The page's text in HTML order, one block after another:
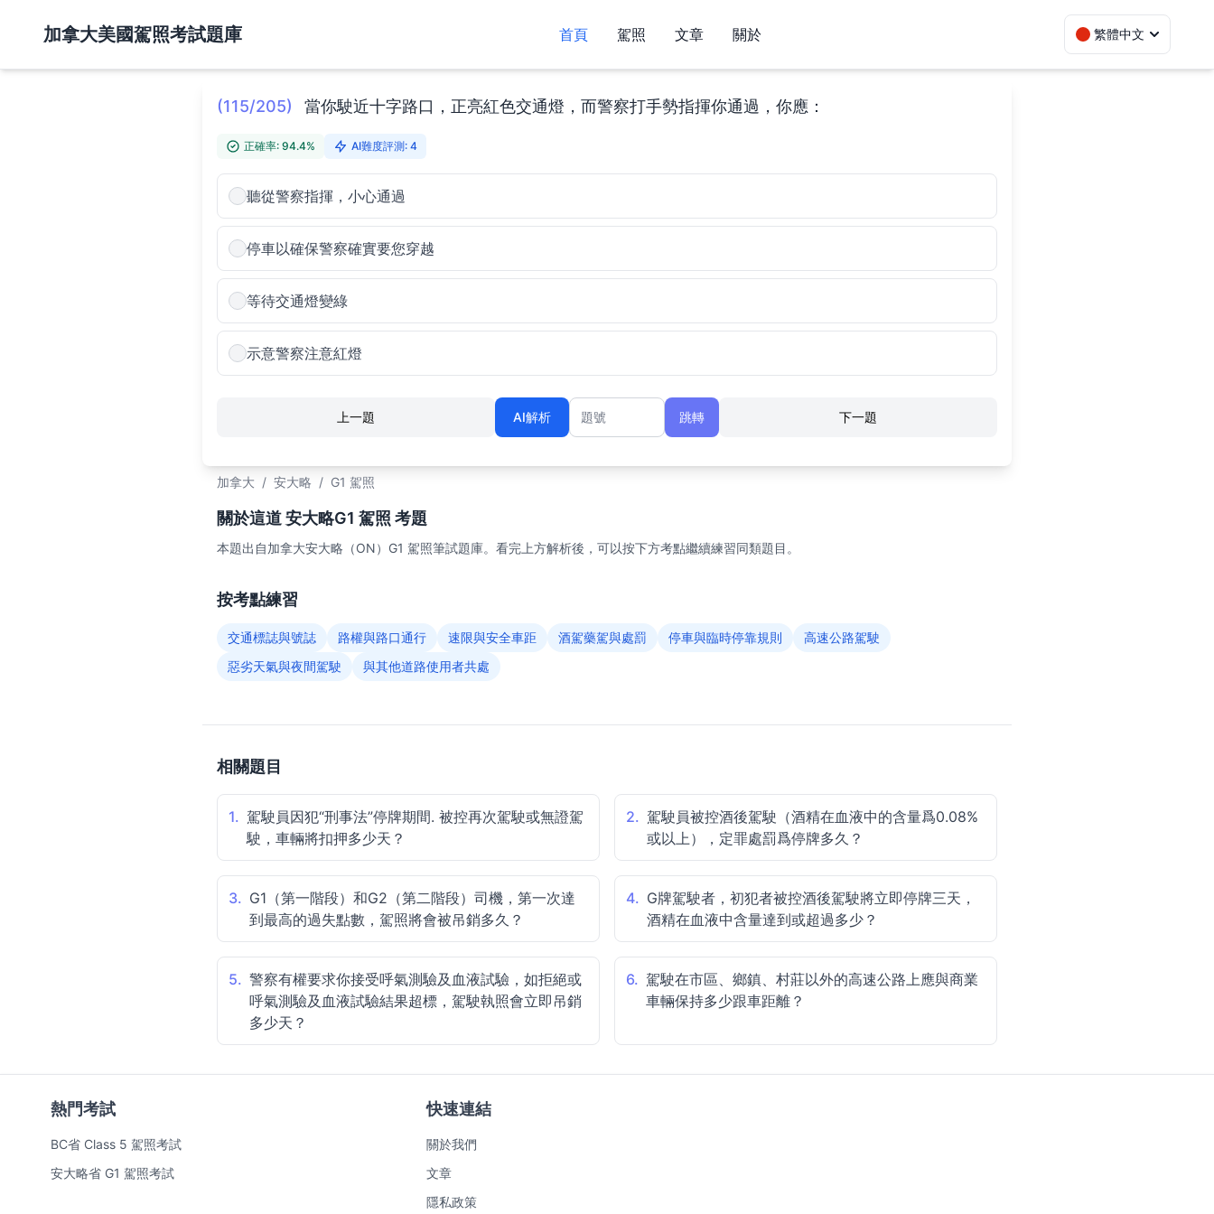
加拿大美國駕照考試題庫 繁體中文
首頁 駕照 文章 關於
(115/205) 當你駛近十字路口，正亮紅色交通燈，而警察打手勢指揮你通過，你應：
正確率: 94.4% AI難度評測: 4
聽從警察指揮，小心通過
停車以確保警察確實要您穿越
等待交通燈變綠
示意警察注意紅燈
上一題 下一題
AI解析
題號
跳轉
加拿大 / 安大略 / G1 駕照
關於這道 安大略G1 駕照 考題
本題出自加拿大安大略（ON）G1 駕照筆試題庫。看完上方解析後，可以按下方考點繼續練習同類題目。
按考點練習
交通標誌與號誌 路權與路口通行 速限與安全車距 酒駕藥駕與處罰 停車與臨時停靠規則
高速公路駕駛
惡劣天氣與夜間駕駛
與其他道路使用者共處
相關題目
1. 駕駛員因犯“刑事法”停牌期間. 被控再次駕駛或無證駕
駛，車輛將扣押多少天？
2. 駕駛員被控酒後駕駛（酒精在血液中的含量爲0.08%
或以上），定罪處罰爲停牌多久？
3. G1（第一階段）和G2（第二階段）司機，第一次達
到最高的過失點數，駕照將會被吊銷多久？
4. G牌駕駛者，初犯者被控酒後駕駛將立即停牌三天，
酒精在血液中含量達到或超過多少？
5. 警察有權要求你接受呼氣測驗及血液試驗，如拒絕或
呼氣測驗及血液試驗結果超標，駕駛執照會立即吊銷
多少天？
6. 駕駛在市區、鄉鎮、村莊以外的高速公路上應與商業
車輛保持多少跟車距離？
熱門考試
BC省 Class 5 駕照考試
安大略省 G1 駕照考試
快速連結
關於我們
文章
隱私政策